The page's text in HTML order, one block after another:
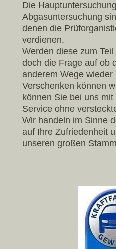
Die
Abgasuntersuchung
denen die
verdienen.
Werden diese zum
doch die Frage auf ob
anderem Wege
Verschenken können
können Sie bei uns
Service ohne
Wir handeln im Sinne
auf Ihre Zufriedenheit
unseren großen